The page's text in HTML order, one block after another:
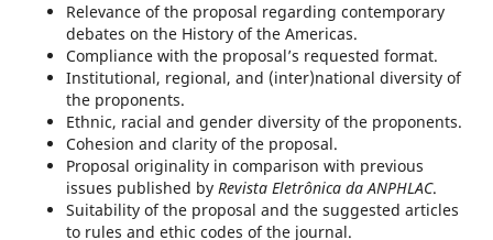
Relevance of the proposal regarding contemporary
debates on the History of the Americas.
Compliance with the proposal’s requested format.
Institutional, regional, and (inter)national diversity of
the proponents.
Ethnic, racial and gender diversity of the proponents.
Cohesion and clarity of the proposal.
Proposal originality in comparison with previous
issues published by Revista Eletrônica da ANPHLAC.
Suitability of the proposal and the suggested articles
to rules and ethic codes of the journal.